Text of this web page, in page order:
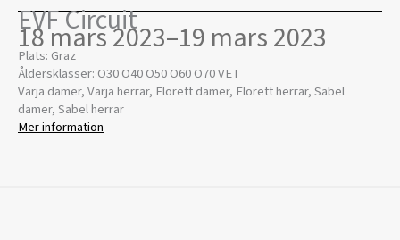
EVF Circuit
18 mars 2023–19 mars 2023
Plats: Graz
Åldersklasser: O30 O40 O50 O60 O70 VET
Värja damer, Värja herrar, Florett damer, Florett herrar, Sabel
damer, Sabel herrar
Mer information